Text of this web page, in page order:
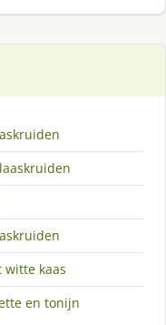
witte kaas
en tonijn